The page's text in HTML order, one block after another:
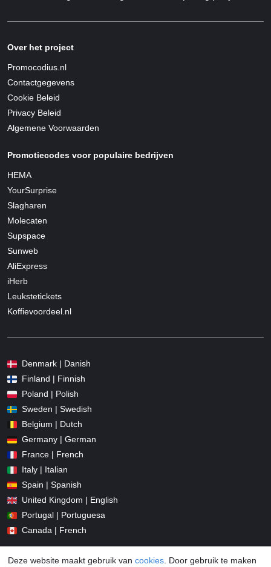
Over het project
Promocodius.nl
Contactgegevens
Cookie Beleid
Privacy Beleid
Algemene Voorwaarden
Promotiecodes voor populaire bedrijven
HEMA
YourSurprise
Slagharen
Molecaten
Supspace
Sunweb
AliExpress
iHerb
Leukstetickets
Koffievoordeel.nl
Denmark | Danish
Finland | Finnish
Poland | Polish
Sweden | Swedish
Belgium | Dutch
Germany | German
France | French
Italy | Italian
Spain | Spanish
United Kingdom | English
Portugal | Portuguesa
Canada | French
Deze website maakt gebruik van cookies . Door gebruik te maken